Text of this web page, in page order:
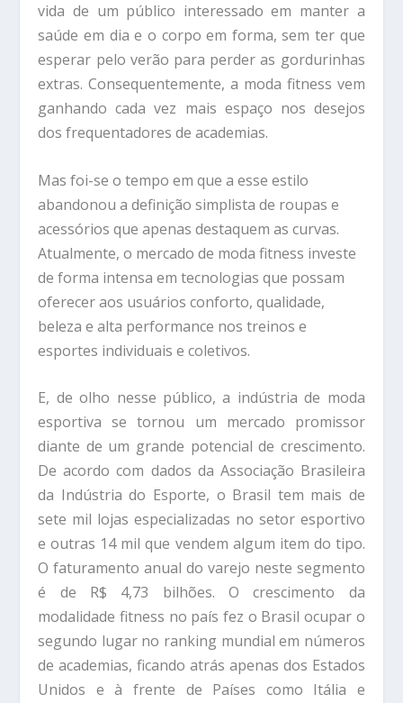
vida de um público interessado em manter a
saúde em dia e o corpo em forma, sem ter que
esperar pelo verão para perder as gordurinhas
extras. Consequentemente, a moda fitness vem
ganhando cada vez mais espaço nos desejos
dos frequentadores de academias.
Mas foi-se o tempo em que a esse estilo
abandonou a definição simplista de roupas e
acessórios que apenas destaquem as curvas.
Atualmente, o mercado de moda fitness investe
de forma intensa em tecnologias que possam
oferecer aos usuários conforto, qualidade,
beleza e alta performance nos treinos e
esportes individuais e coletivos.
E, de olho nesse público, a indústria de moda
esportiva se tornou um mercado promissor
diante de um grande potencial de crescimento.
De acordo com dados da Associação Brasileira
da Indústria do Esporte, o Brasil tem mais de
sete mil lojas especializadas no setor esportivo
e outras 14 mil que vendem algum item do tipo.
O faturamento anual do varejo neste segmento
é de R$ 4,73 bilhões. O crescimento da
modalidade fitness no país fez o Brasil ocupar o
segundo lugar no ranking mundial em números
de academias, ficando atrás apenas dos Estados
Unidos e à frente de Países como Itália e